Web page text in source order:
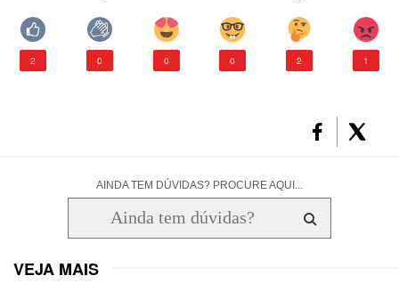
2 0 0 0 2 1
AINDA TEM DÚVIDAS? PROCURE AQUI...
VEJA MAIS